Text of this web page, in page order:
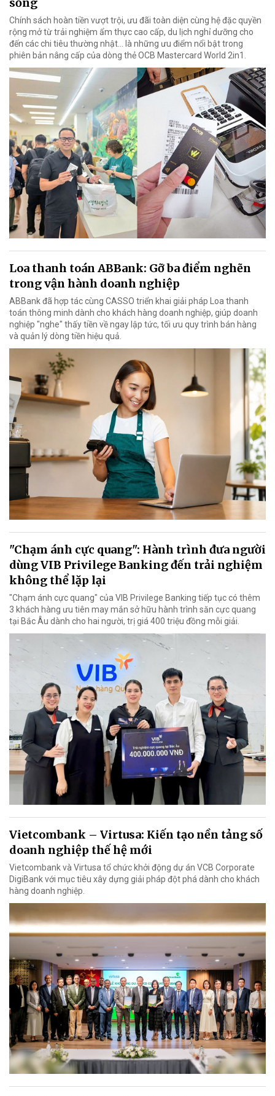
Chính sách hoàn tiền vượt trội, ưu đãi toàn diện cùng hệ đặc quyền
rộng mở từ trải nghiệm ẩm thực cao cấp, du lịch nghỉ dưỡng cho
đến các chi tiêu thường nhật… là những ưu điểm nổi bật trong
phiên bản nâng cấp của dòng thẻ OCB Mastercard World 2in1.
Loa thanh toán ABBank: Gỡ ba điểm nghẽn
trong vận hành doanh nghiệp
ABBank đã hợp tác cùng CASSO triển khai giải pháp Loa thanh
toán thông minh dành cho khách hàng doanh nghiệp, giúp doanh
nghiệp "nghe" thấy tiền về ngay lập tức, tối ưu quy trình bán hàng
và quản lý dòng tiền hiệu quả.
"Chạm ánh cực quang": Hành trình đưa người
dùng VIB Privilege Banking đến trải nghiệm
không thể lặp lại
"Chạm ánh cực quang" của VIB Privilege Banking tiếp tục có thêm
3 khách hàng ưu tiên may mắn sở hữu hành trình săn cực quang
tại Bắc Âu dành cho hai người, trị giá 400 triệu đồng mỗi giải.
Vietcombank – Virtusa: Kiến tạo nền tảng số
doanh nghiệp thế hệ mới
Vietcombank và Virtusa tổ chức khởi động dự án VCB Corporate
DigiBank với mục tiêu xây dựng giải pháp đột phá dành cho khách
hàng doanh nghiệp.